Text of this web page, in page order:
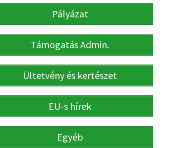
Pályázat
Támogatás Admin.
Ültetvény és kertészet
EU-s hírek
Egyéb